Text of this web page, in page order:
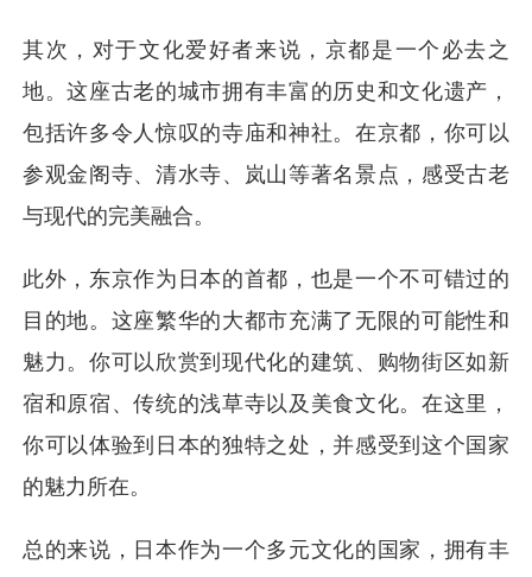
其次，对于文化爱好者来说，京都是一个必去之
地。这座古老的城市拥有丰富的历史和文化遗产，
包括许多令人惊叹的寺庙和神社。在京都，你可以
参观金阁寺、清水寺、岚山等著名景点，感受古老
与现代的完美融合。
此外，东京作为日本的首都，也是一个不可错过的
目的地。这座繁华的大都市充满了无限的可能性和
魅力。你可以欣赏到现代化的建筑、购物街区如新
宿和原宿、传统的浅草寺以及美食文化。在这里，
你可以体验到日本的独特之处，并感受到这个国家
的魅力所在。
总的来说，日本作为一个多元文化的国家，拥有丰